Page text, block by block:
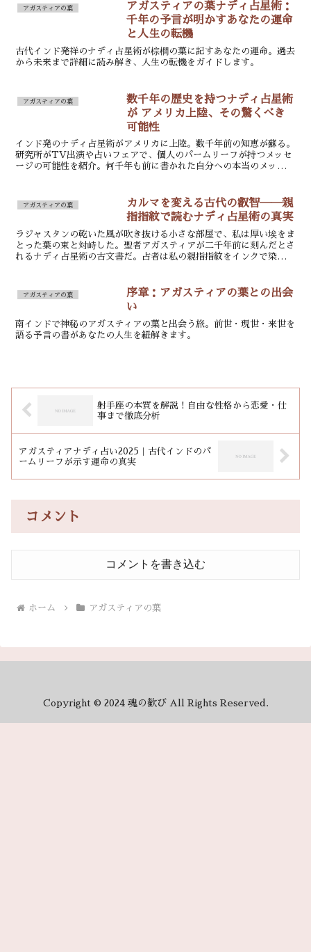
アガスティアの葉
アガスティアの葉ナディ占星術：
千年の予言が明かすあなたの運命
と人生の転機
古代インド発祥のナディ占星術が棕櫚の葉に記すあなたの運命。過去
から未来まで詳細に読み解き、人生の転機をガイドします。
アガスティアの葉
数千年の歴史を持つナディ占星術
が アメリカ上陸、その驚くべき
可能性
インド発のナディ占星術がアメリカに上陸。数千年前の知恵が蘇る。
研究所がTV出演や占いフェアで、個人のパームリーフが持つメッセ
ージの可能性を紹介。何千年も前に書かれた自分への本当のメッセー
アガスティアの葉
カルマを変える古代の叡智──親
指指紋で読むナディ占星術の真実
ラジャスタンの乾いた風が吹き抜ける小さな部屋で、私は厚い埃をま
とった葉の束と対峙した。聖者アガスティアが二千年前に刻んだとさ
れるナディ占星術の古文書だ。占者は私の親指指紋をインクで染め取
アガスティアの葉
序章：アガスティアの葉との出会
い
南インドで神秘のアガスティアの葉と出会う旅。前世・現世・来世を
語る予言の書があなたの人生を紐解きます。
射手座の本質を解説！自由な性格から恋愛・仕
事まで徹底分析
アガスティアナディ占い2025｜古代インドのパ
ームリーフが示す運命の真実
コメント
コメントを書き込む
ホーム アガスティアの葉
Copyright © 2024 魂の歓び All Rights Reserved.